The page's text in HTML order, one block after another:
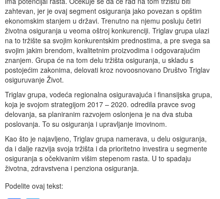
zahtevan, jer je ovaj segment osiguranja jako povezan s opštim
ekonomskim stanjem u državi. Trenutno na njemu posluju četiri
životna osiguranja u veoma oštroj konkurenciji. Triglav grupa ulazi
na to tržište sa svojim konkurentskim prednostima, a pre svega sa
svojim jakim brendom, kvalitetnim proizvodima i odgovarajućim
znanjem. Grupa će na tom delu tržišta osiguranja, u skladu s
postojećim zakonima, delovati kroz novoosnovano Društvo Triglav
osiguruvanje Život.
Triglav grupa, vodeća regionalna osiguravajuća i finansijska grupa,
koja je svojom strategijom 2017 – 2020. odredila pravce svog
delovanja, sa planiranim razvojem oslonjena je na dva stuba
poslovanja. To su osiguranja i upravljanje imovinom.
Kao što je najavljeno, Triglav grupa namerava, u delu osiguranja,
da i dalje razvija svoja tržišta i da prioritetno investira u segmente
osiguranja s očekivanim višim stepenom rasta. U to spadaju
životna, zdravstvena i penziona osiguranja.
Podelite ovaj tekst: